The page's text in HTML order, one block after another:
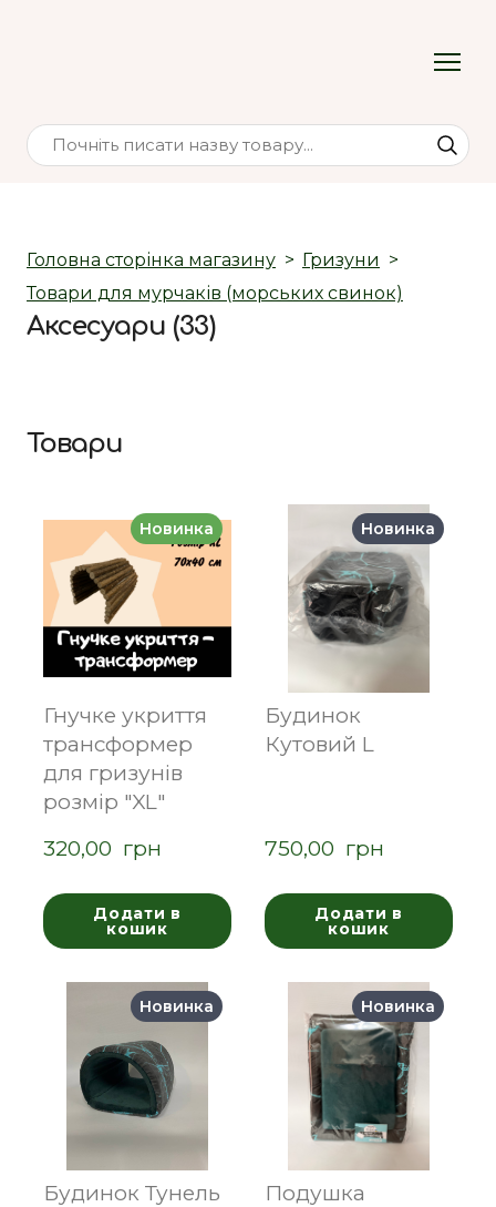
Головна сторінка магазину
Гризуни
Товари для мурчаків (морських свинок)
Аксесуари (33)
Товари
Новинка
Гнучке укриття
трансформер
для гризунів
розмір "XL"
320,00  грн
Додати в
кошик
Новинка
Будинок
Кутовий L
750,00  грн
Додати в
кошик
Новинка
Будинок Тунель
Новинка
Подушка